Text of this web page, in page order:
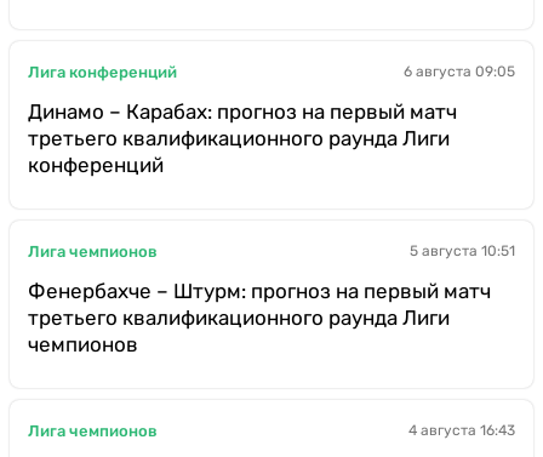
Лига конференций 6 августа 09:05
Динамо – Карабах: прогноз на первый матч
третьего квалификационного раунда Лиги
конференций
Лига чемпионов 5 августа 10:51
Фенербахче – Штурм: прогноз на первый матч
третьего квалификационного раунда Лиги
чемпионов
Лига чемпионов 4 августа 16:43